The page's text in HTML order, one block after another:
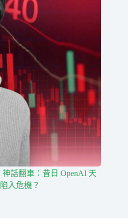
神話翻車：昔日 OpenAI 天
入危機？